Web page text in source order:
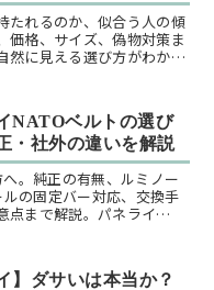
たれるのか、似合う人の傾
価格、サイズ、偽物対策ま
然に見える選び方がわかり
NATOベルトの選び
・社外の違いを解説
。純正の有無、ルミノー
の固定バー対応、交換手
点まで解説。パネライ
】ダサいは本当か？